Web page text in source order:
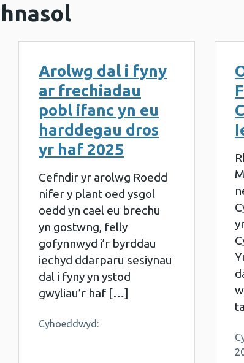
Arolwg dal i fyny
ar frechiadau
pobl ifanc yn eu
harddegau dros
yr haf 2025
Cefndir yr arolwg Roedd
nifer y plant oed ysgol
oedd yn cael eu brechu
yn gostwng, felly
gofynnwyd i’r byrddau
iechyd ddarparu sesiynau
dal i fyny yn ystod
gwyliau’r haf […]
Cyhoeddwyd: